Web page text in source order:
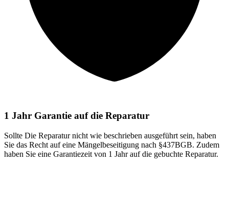
1 Jahr Garantie auf die Reparatur
Sollte Die Reparatur nicht wie beschrieben ausgeführt sein, haben
Sie das Recht auf eine Mängelbeseitigung nach §437BGB. Zudem
haben Sie eine Garantiezeit von 1 Jahr auf die gebuchte Reparatur.